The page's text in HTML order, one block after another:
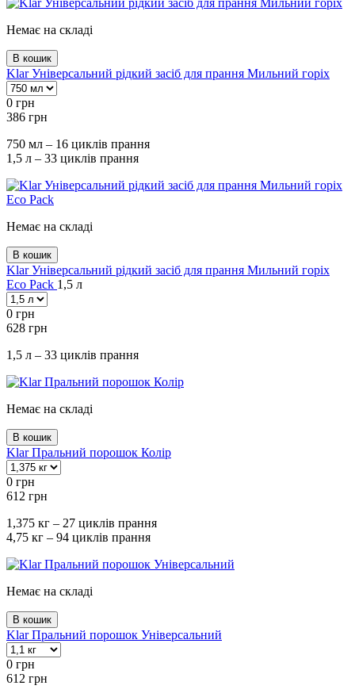
Немає на складі
В кошик
Klar Універсальний рідкий засіб для прання Мильний горіх
0 грн
386 грн
750 мл – 16 циклів прання
1,5 л – 33 циклів прання
Немає на складі
В кошик
Klar Універсальний рідкий засіб для прання Мильний горіх
Eco Pack 1,5 л
0 грн
628 грн
1,5 л – 33 циклів прання
Немає на складі
В кошик
Klar Пральний порошок Колір
0 грн
612 грн
1,375 кг – 27 циклів прання
4,75 кг – 94 циклів прання
Немає на складі
В кошик
Klar Пральний порошок Універсальний
0 грн
612 грн